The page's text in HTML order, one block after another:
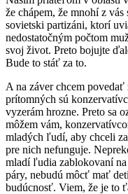
že chápem, že mnohí z
sovietski partizáni, ktorí
nedostatočným počtom
svoj život. Preto bojujte
Bude to stáť za to.
A na záver chcem
prítomných sú
vyzerám hrozne. Preto sa
môžem vám,
mladých ľudí, aby chceli
pre nich nefunguje.
mladí ľudia zablokovaní
páry, nebudú môcť mať
budúcnosť. Viem, že je to